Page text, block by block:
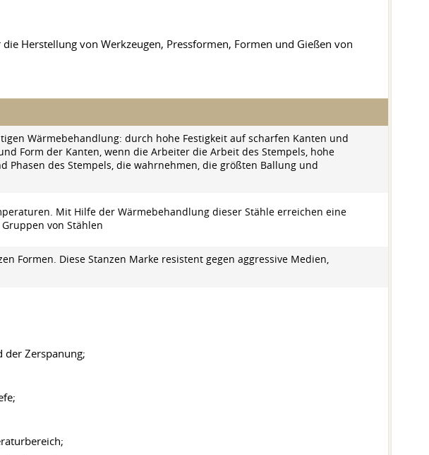
Herstellung von Werkzeugen, Pressformen, Formen und Gießen von
Wärmebehandlung: durch hohe Festigkeit auf scharfen Kanten und
Form der Kanten, wenn die Arbeiter die Arbeit des Stempels, hohe
des Stempels, die wahrnehmen, die größten Ballung und
Mit Hilfe der Wärmebehandlung dieser Stähle erreichen eine
von Stählen
Formen. Diese Stanzen Marke resistent gegen aggressive Medien,
der Zerspanung;